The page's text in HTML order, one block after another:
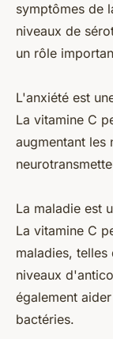
symptômes de
niveaux de
un rôle
L'anxiété est
La vitamine C
augmentant les
La maladie est
La vitamine C
maladies, telles
niveaux
également
bactéries.